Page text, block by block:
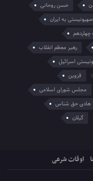
حسن روحانی
به ایران
چهاردهم
رهبر معظم انقلاب
اسرائیل
قزوین
مجلس شورای اسلامی
هادی حق شناس
گیلان
اوقات شرعی